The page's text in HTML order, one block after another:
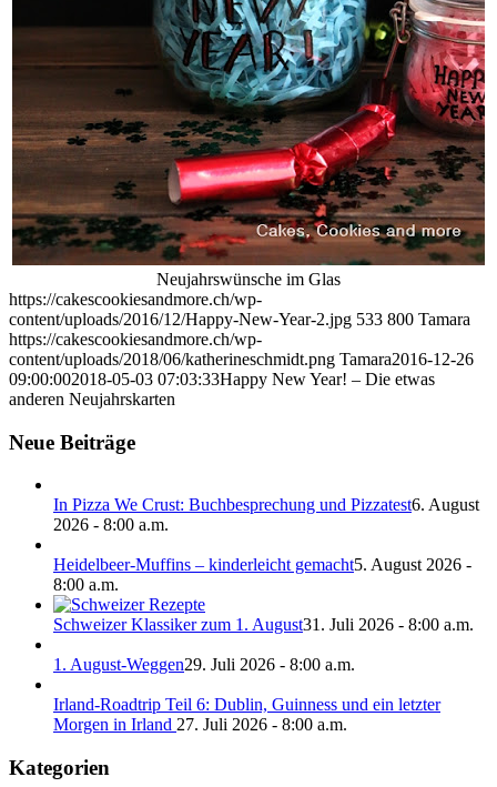
Neujahrswünsche im Glas
https://cakescookiesandmore.ch/wp-
content/uploads/2016/12/Happy-New-Year-2.jpg 533 800 Tamara
https://cakescookiesandmore.ch/wp-
content/uploads/2018/06/katherineschmidt.png Tamara2016-12-26
09:00:002018-05-03 07:03:33Happy New Year! – Die etwas
anderen Neujahrskarten
Neue Beiträge
In Pizza We Crust: Buchbesprechung und Pizzatest6. August
2026 - 8:00 a.m.
Heidelbeer-Muffins – kinderleicht gemacht5. August 2026 -
8:00 a.m.
Schweizer Klassiker zum 1. August31. Juli 2026 - 8:00 a.m.
1. August-Weggen29. Juli 2026 - 8:00 a.m.
Irland-Roadtrip Teil 6: Dublin, Guinness und ein letzter
Morgen in Irland 27. Juli 2026 - 8:00 a.m.
Kategorien